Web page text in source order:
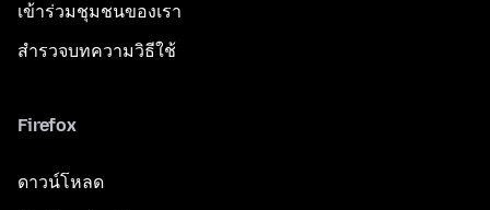
เข้าร่วมชุมชนของเรา
สำรวจบทความวิธีใช้
Firefox
ดาวน์โหลด